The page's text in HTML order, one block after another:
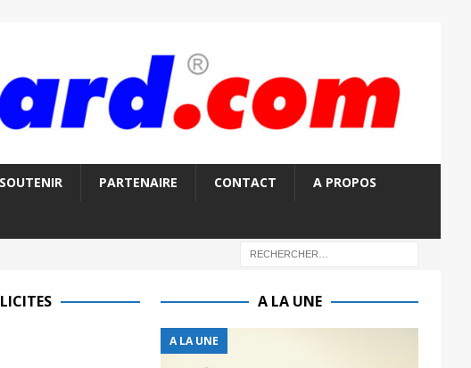
SOUTENIR PARTENAIRE CONTACT A PROPOS
A LA UNE
A LA UNE